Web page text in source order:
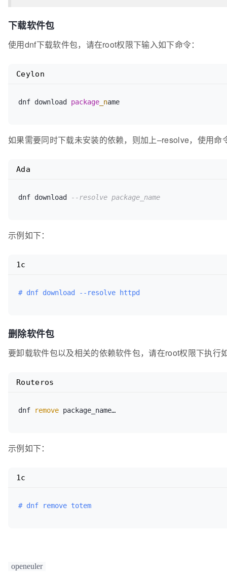
下载软件包
使用dnf下载软件包，请在root权限下输入如下命令：
dnf download package _n
Ceylon
如果需要同时下载未安装的依赖，则加上–resolve，使用命
dnf download --resolve package_name
Ada
示例如下：
# dnf download --resolve httpd
1c
删除软件包
要卸载软件包以及相关的依赖软件包，请在root权限下执行
dnf remove
Routeros
示例如下：
# dnf remove totem
1c
openeuler